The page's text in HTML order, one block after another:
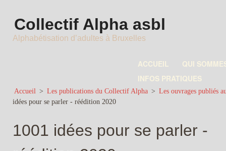
Collectif Alpha asbl
Alphabétisation d’adultes à Bruxelles
ACCUEIL
QUI
INFOS PRATIQUES
Accueil > Les publications du Collectif Alpha > Les ouvrages publiés
idées pour se parler - réédition 2020
1001 idées pour se parler -